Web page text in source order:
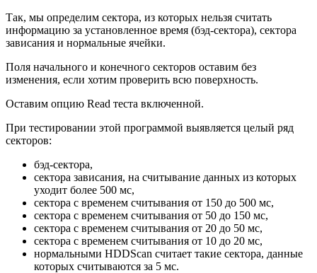
Так, мы определим сектора, из которых нельзя считать
информацию за установленное время (бэд-сектора), сектора
зависания и нормальные ячейки.
Поля начального и конечного секторов оставим без
изменения, если хотим проверить всю поверхность.
Оставим опцию Read теста включенной.
При тестировании этой программой выявляется целый ряд
секторов:
бэд-сектора,
сектора зависания, на считывание данных из которых
уходит более 500 мс,
сектора с временем считывания от 150 до 500 мс,
сектора с временем считывания от 50 до 150 мс,
сектора с временем считывания от 20 до 50 мс,
сектора с временем считывания от 10 до 20 мс,
нормальными HDDScan считает такие сектора, данные
которых считываются за 5 мс.